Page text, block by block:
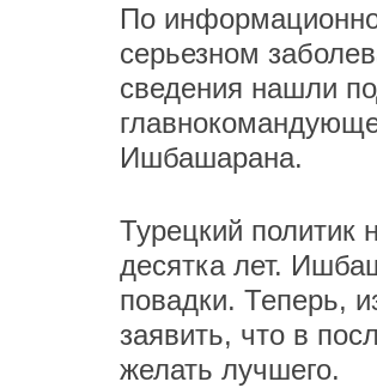
По
серьезном
сведения нашли
Ишбашарана.
Турецкий политик
десятка лет.
повадки. Теперь,
заявить, что в
желать лучшего.